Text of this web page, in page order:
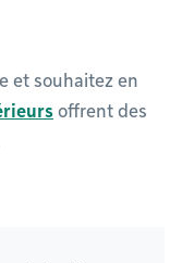
et souhaitez en
offrent des